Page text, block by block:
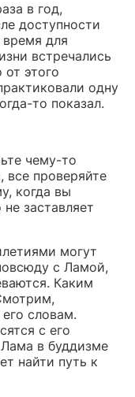
в год,
доступности
для
встречались
этого
одну
то показал.
чему-то
все проверяйте
когда вы
заставляет
могут
с Ламой,
Каким
словам.
с его
в буддизме
найти путь к